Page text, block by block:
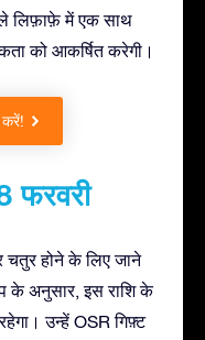
लिफ़ाफ़े में एक साथ
को आकर्षित करेगी।
करें!
फरवरी
चतुर होने के लिए जाने
के अनुसार, इस राशि के
उन्हें OSR गिफ़्ट